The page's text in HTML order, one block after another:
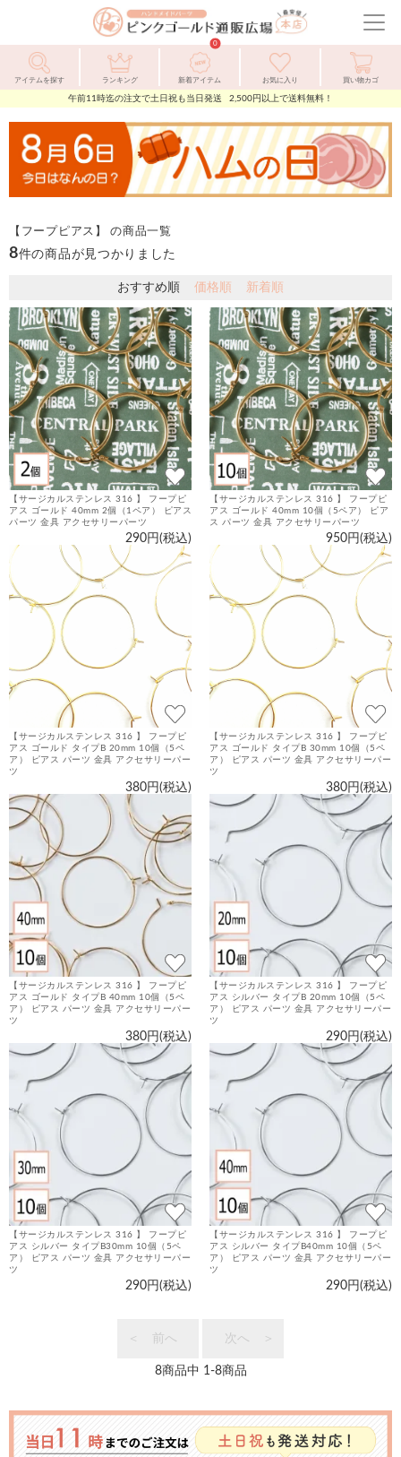
ピ
ン
ク
ル
ド
通
広
メ
ニ
ー
を
開
閉
アイテムを探す ランキング 新着アイテム お気に入り 買い物カゴ
0
午前11時迄の注文で土日祝も当日発送 2,500円以上で送料無料！
【フープピアス】 の商品一覧
8件の商品が見つかりました
おすすめ順 価格順 新着順
【サージカルステンレス 316 】 フープピ
アス ゴールド 40mm 2個（1ペア） ピアス
パーツ 金具 アクセサリーパーツ
290円(税込)
【サージカルステンレス 316 】 フープピ
アス ゴールド 40mm 10個（5ペア） ピア
ス パーツ 金具 アクセサリーパーツ
950円(税込)
【サージカルステンレス 316 】 フープピ
アス ゴールド タイプB 20mm 10個（5ペ
ア） ピアス パーツ 金具 アクセサリーパー
ツ
380円(税込)
【サージカルステンレス 316 】 フープピ
アス ゴールド タイプB 30mm 10個（5ペ
ア） ピアス パーツ 金具 アクセサリーパー
ツ
380円(税込)
【サージカルステンレス 316 】 フープピ
アス ゴールド タイプB 40mm 10個（5ペ
ア） ピアス パーツ 金具 アクセサリーパー
ツ
380円(税込)
【サージカルステンレス 316 】 フープピ
アス シルバー タイプB 20mm 10個（5ペ
ア） ピアス パーツ 金具 アクセサリーパー
ツ
290円(税込)
【サージカルステンレス 316 】 フープピ
アス シルバー タイプB30mm 10個（5ペ
ア） ピアス パーツ 金具 アクセサリーパー
ツ
290円(税込)
【サージカルステンレス 316 】 フープピ
アス シルバー タイプB40mm 10個（5ペ
ア） ピアス パーツ 金具 アクセサリーパー
ツ
290円(税込)
＜ 前へ 次へ ＞
8商品中 1 -8商品